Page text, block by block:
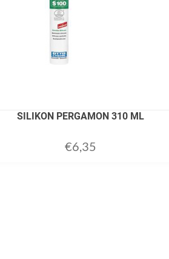
SILIKON PERGAMON 310 ML
€6,35
ADD TO CART